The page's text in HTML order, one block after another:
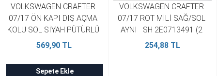
VOLKSWAGEN CRAFTER
07/17 ÖN KAPI DIŞ AÇMA
KOLU SOL SİYAH PÜTÜRLÜ
TİP  HUSHAN 68010005AA
569,90 TL
Sepete Ekle
VOLKSWAGEN CRAFTER
07/17 ROT MİLİ SAĞ/SOL
AYNI   SH 2E0713491 (2
Adet)
254,88 TL